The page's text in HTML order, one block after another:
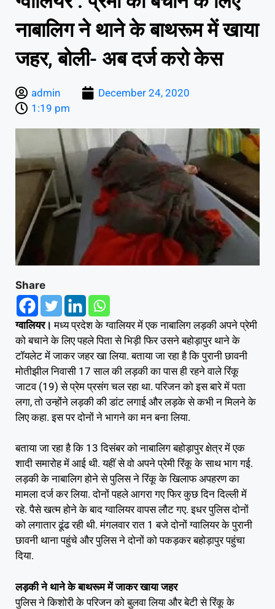
नाबालिग ने थाने के बाथरूम में खाया
जहर, बोली- अब दर्ज करो केस
admin
December 24, 2020
1:19 pm
Share
ग्वालियर। मध्य प्रदेश के ग्वालियर में एक नाबालिग लड़की अपने प्रेमी
को बचाने के लिए पहले पिता से भिड़ी फिर उसने बहोड़ापुर थाने के
टॉयलेट में जाकर जहर खा लिया. बताया जा रहा है कि पुरानी छावनी
मोतीझील निवासी 17 साल की लड़की का पास ही रहने वाले रिंकू
जाटव (19) से प्रेम प्रसंग चल रहा था. परिजन को इस बारे में पता
लगा, तो उन्होंने लड़की की डांट लगाई और लड़के से कभी न मिलने के
लिए कहा. इस पर दोनों ने भागने का मन बना लिया.
बताया जा रहा है कि 13 दिसंबर को नाबालिग बहोड़ापुर क्षेत्र में एक
शादी समारोह में आई थी. यहीं से वो अपने प्रेमी रिंकू के साथ भाग गई.
लड़की के नाबालिग होने से पुलिस ने रिंकू के खिलाफ अपहरण का
मामला दर्ज कर लिया. दोनों पहले आगरा गए फिर कुछ दिन दिल्ली में
रहे. पैसे खत्म होने के बाद ग्वालियर वापस लौट गए. इधर पुलिस दोनों
को लगातार ढूंढ रही थी. मंगलवार रात 1 बजे दोनों ग्वालियर के पुरानी
छावनी थाना पहुंचे और पुलिस ने दोनों को पकड़कर बहोड़ापुर पहुंचा
दिया.
लड़की ने थाने के बाथरूम में जाकर खाया जहर
पुलिस ने किशोरी के परिजन को बुलवा लिया और बेटी से रिंकू के